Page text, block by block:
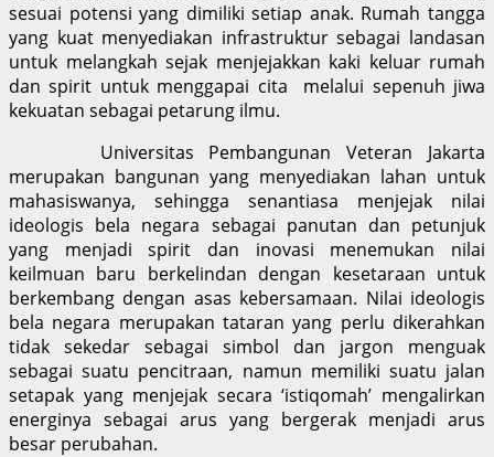
sesuai potensi yang dimiliki setiap anak. Rumah tangga
yang kuat menyediakan infrastruktur sebagai landasan
untuk melangkah sejak menjejakkan kaki keluar rumah
dan spirit untuk menggapai cita melalui sepenuh jiwa
kekuatan sebagai petarung ilmu.
Universitas Pembangunan Veteran Jakarta
merupakan bangunan yang menyediakan lahan untuk
mahasiswanya, sehingga senantiasa menjejak nilai
ideologis bela negara sebagai panutan dan petunjuk
yang menjadi spirit dan inovasi menemukan nilai
keilmuan baru berkelindan dengan kesetaraan untuk
berkembang dengan asas kebersamaan. Nilai ideologis
bela negara merupakan tataran yang perlu dikerahkan
tidak sekedar sebagai simbol dan jargon menguak
sebagai suatu pencitraan, namun memiliki suatu jalan
setapak yang menjejak secara ‘istiqomah’ mengalirkan
energinya sebagai arus yang bergerak menjadi arus
besar perubahan.